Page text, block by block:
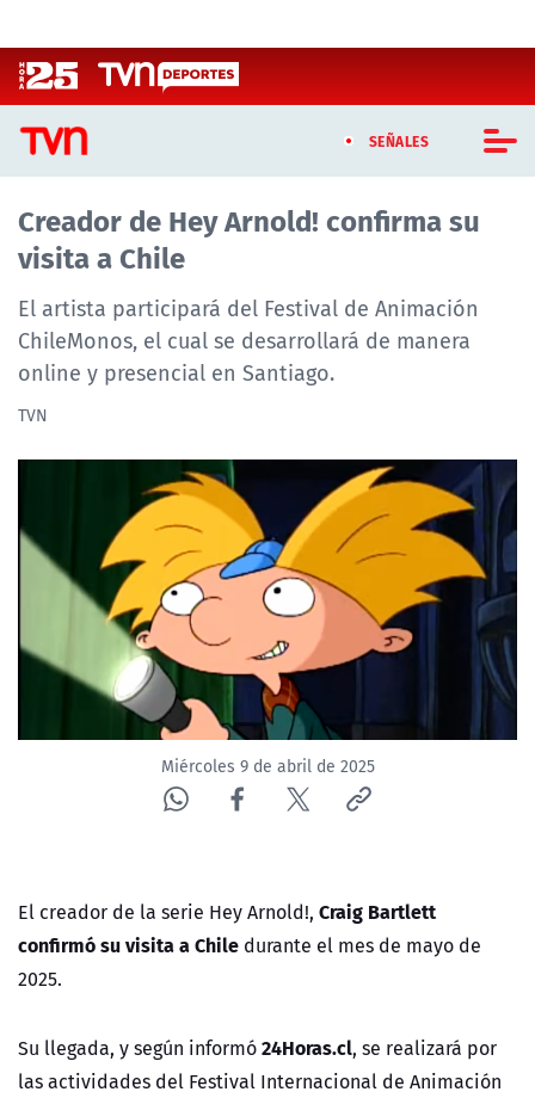
SEÑALES
CASTING MASTERCHEF CHILE
CASTING TVN VERTICAL
TVN VERTICAL
TVN PLAY
NTV
ACTUALIDAD Y TENDENCIAS
CORPORATIVO Y TRANSPARENCIA
CANAL DE DENUNCIAS
ÁREA DE PROYECTOS
Creador de Hey Arnold! confirma su
visita a Chile
El artista participará del Festival de Animación
ChileMonos, el cual se desarrollará de manera
online y presencial en Santiago.
TVN
Miércoles 9 de abril de 2025
El creador de la serie Hey Arnold!, Craig Bartlett
confirmó su visita a Chile durante el mes de mayo de
2025.
Su llegada, y según informó24Horas.cl, se realizará por
las actividades del Festival Internacional de Animación